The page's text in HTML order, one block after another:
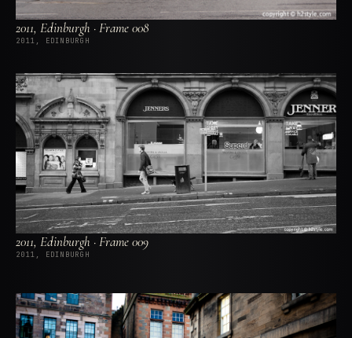
2011, Edinburgh · Frame 008
2011, EDINBURGH
2011, Edinburgh · Frame 009
2011, EDINBURGH